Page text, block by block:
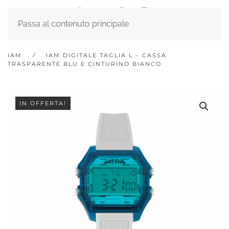
Passa al contenuto principale
IAM
IAM DIGITALE TAGLIA L – CASSA
TRASPARENTE BLU E CINTURINO BIANCO
IN OFFERTA!